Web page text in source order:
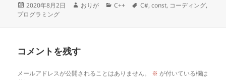
投
稿
2020年8月2日
作
おりが
カ
C++
タ
C#,const, コーディング,
プログラミング
コメントを残す
メールアドレスが公開されることはありません。 ※ が付いている欄は